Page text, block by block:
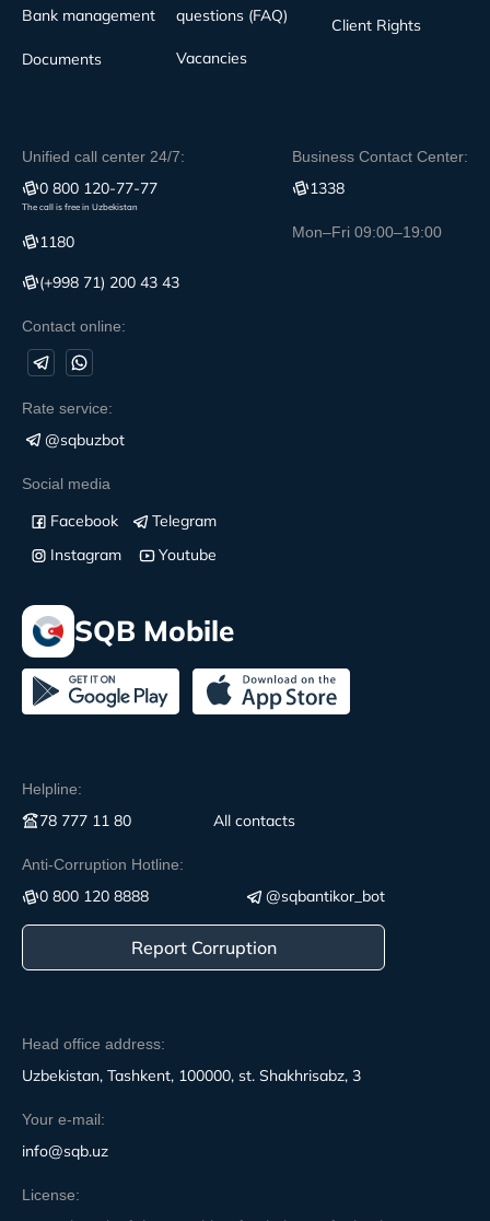
Head office address:
Uzbekistan, Tashkent, 100000, st. Shakhrisabz, 3
Your e-mail:
info@sqb.uz
License:
Bank management
Documents
questions (FAQ)
Vacancies
Client Rights
Unified call center 24/7:
0 800 120-77-77
The call is free in Uzbekistan
1180
(+998 71) 200 43 43
Contact online:
Business Contact Center:
1338
Mon–Fri 09:00–19:00
Rate service:
@sqbuzbot
Social media
Facebook
Telegram
Instagram
Youtube
SQB Mobile
Helpline:
78 777 11 80 All contacts
Anti-Corruption Hotline:
0 800 120 8888 @sqbantikor_bot
Report Corruption